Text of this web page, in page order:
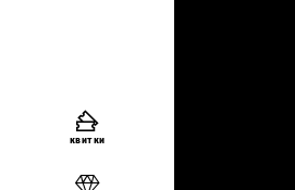
квитки